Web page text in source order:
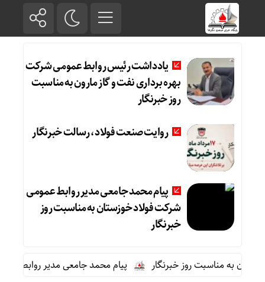
یادداشت رئیس روابط عمومی شرکت
بهره برداری نفت و گاز مارون به مناسبت
روز خبرنگار
روایت صنعت فولاد،‌ رسالت خبرنگار
پیام محمد جامعی مدیر روابط عمومی
شرکت فولاد خوزستان به مناسبت روز
خبرنگار
به مناسبت روز خبرنگار
پیام محمد جامعی مدیر روابط